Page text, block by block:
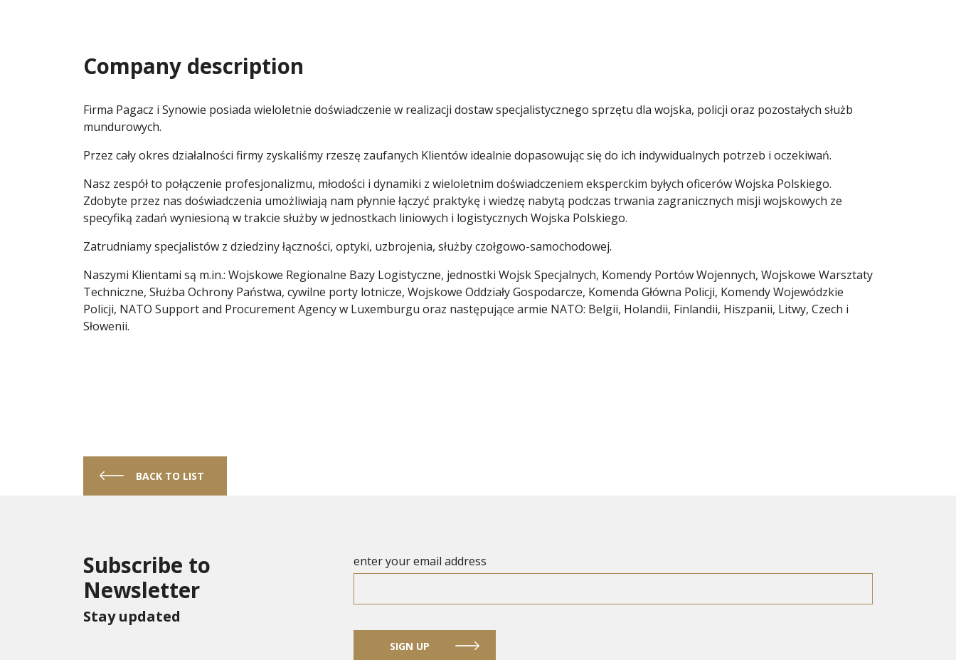
Company description
Firma Pagacz i Synowie posiada wieloletnie doświadczenie w realizacji dostaw specjalistycznego sprzętu dla wojska, policji oraz pozostałych służb
mundurowych.
Przez cały okres działalności firmy zyskaliśmy rzeszę zaufanych Klientów idealnie dopasowując się do ich indywidualnych potrzeb i oczekiwań.
Nasz zespół to połączenie profesjonalizmu, młodości i dynamiki z wieloletnim doświadczeniem eksperckim byłych oficerów Wojska Polskiego.
Zdobyte przez nas doświadczenia umożliwiają nam płynnie łączyć praktykę i wiedzę nabytą podczas trwania zagranicznych misji wojskowych ze
specyfiką zadań wyniesioną w trakcie służby w jednostkach liniowych i logistycznych Wojska Polskiego.
Zatrudniamy specjalistów z dziedziny łączności, optyki, uzbrojenia, służby czołgowo-samochodowej.
Naszymi Klientami są m.in.: Wojskowe Regionalne Bazy Logistyczne, jednostki Wojsk Specjalnych, Komendy Portów Wojennych, Wojskowe Warsztaty
Techniczne, Służba Ochrony Państwa, cywilne porty lotnicze, Wojskowe Oddziały Gospodarcze, Komenda Główna Policji, Komendy Wojewódzkie
Policji, NATO Support and Procurement Agency w Luxemburgu oraz następujące armie NATO: Belgii, Holandii, Finlandii, Hiszpanii, Litwy, Czech i
Słowenii.
BACK TO LIST
Subscribe to
Newsletter
Stay updated
enter your email address
SIGN UP